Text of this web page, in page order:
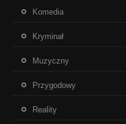
Komedia
Kryminał
Muzyczny
Przygodowy
Reality